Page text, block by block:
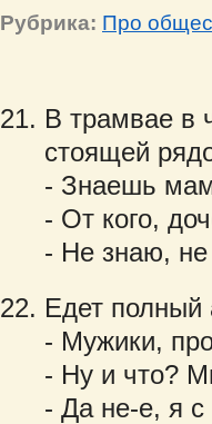
Рубрика: Про
В трамвае в
стоящей
- Знаешь
- От кого,
- Не знаю, не
Едет полный
- Мужики,
- Ну и что?
- Да не-е, я